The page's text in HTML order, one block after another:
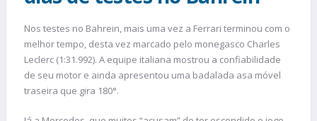
Nos testes no Bahrein, mais uma vez a Ferrari terminou com o
melhor tempo, desta vez marcado pelo monegasco Charles
Leclerc (1:31.992). A equipe italiana mostrou a confiabilidade
de seu motor e ainda apresentou uma badalada asa móvel
traseira que gira 180°.